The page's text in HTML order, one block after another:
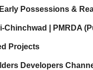
Possessions &
Chinchwad | PMRDA
Projects
Developers